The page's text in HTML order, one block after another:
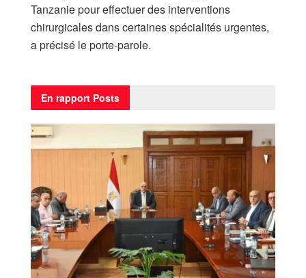
Tanzanie pour effectuer des interventions
chirurgicales dans certaines spécialités urgentes,
a précisé le porte-parole.
En rapport Posts